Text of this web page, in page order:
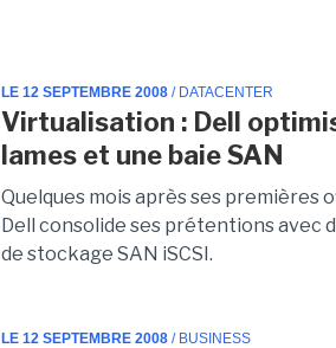
LE 12 SEPTEMBRE 2008 / DATACENTER
Virtualisation : Dell
lames et une baie SAN
Quelques mois après ses premières
Dell consolide ses prétentions avec
de stockage SAN iSCSI.
LE 12 SEPTEMBRE 2008 / BUSINESS